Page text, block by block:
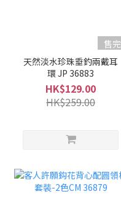
售完
天然淡水珍珠垂釣兩戴耳
環 JP 36883
HK$129.00
HK$259.00